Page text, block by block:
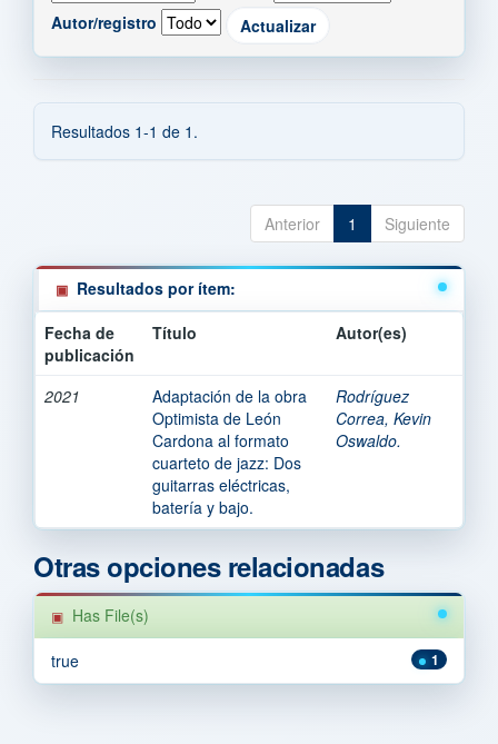
Autor/registro
Resultados 1-1 de 1.
Anterior 1 Siguiente
Resultados por ítem:
Fecha de
publicación
Título Autor(es)
2021
Adaptación de la obra
Optimista de León
Cardona al formato
cuarteto de jazz: Dos
guitarras eléctricas,
batería y bajo.
Rodríguez
Correa, Kevin
Oswaldo.
Otras opciones relacionadas
Has File(s)
1
true